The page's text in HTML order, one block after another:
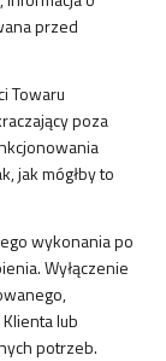
przed
Towaru
poza
jak mógłby to
wykonania po
Wyłączenie
lub
potrzeb.